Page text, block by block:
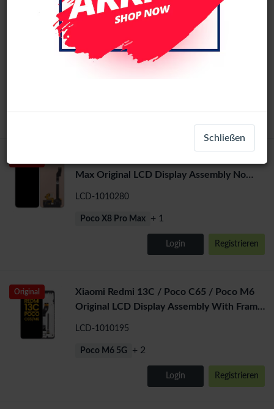
Xiaomi Redmi A7 4G Original LCD Display
Assembly With Frame (Black)
Login Registrieren
Max Original LCD Display Assembly No
LCD-1010280
Poco X8 Pro Max + 1
Login Registrieren
Original
Xiaomi Redmi 13C / Poco C65 / Poco M6
Original LCD Display Assembly With Frame
LCD-1010195
Poco M6 5G + 2
Login Registrieren
Schließen